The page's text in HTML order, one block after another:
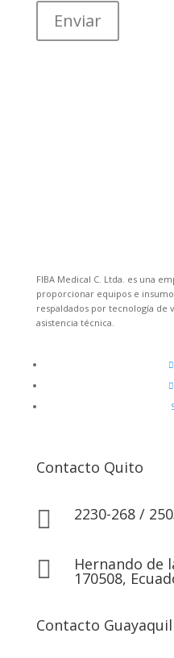
Enviar
FIBA Medical C. Ltda. es una
proporcionar equipos e
respaldados por tecnología de
asistencia técnica.
Contacto Quito
 2230-268 /
 Hernando de
170508,
Contacto Guayaquil